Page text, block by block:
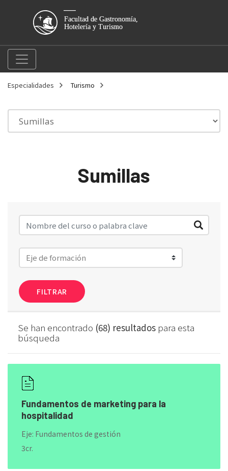
Especialidades Turismo
Sumillas
FILTRAR
Se han encontrado (68) resultados para esta
búsqueda
Fundamentos de marketing para la
hospitalidad
Eje: Fundamentos de gestión
3cr.